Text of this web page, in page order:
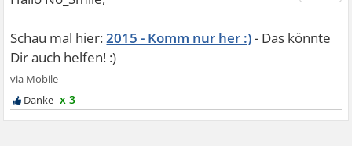
2015 - Komm nur her :)
x 3